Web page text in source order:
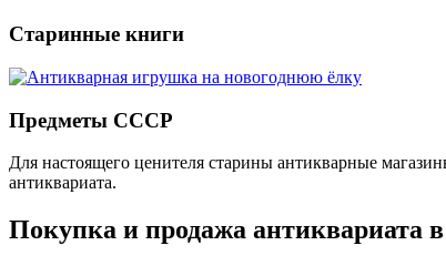
Старинные книги
Предметы СССР
Для настоящего ценителя старины антикварные
антиквариата.
Покупка и продажа антиквариата